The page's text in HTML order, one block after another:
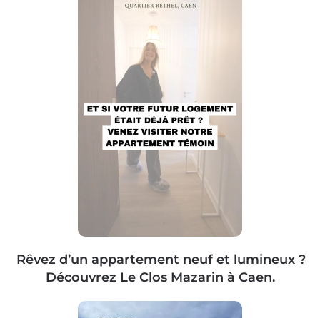
Rêvez d’un appartement neuf et lumineux ?
Découvrez Le Clos Mazarin à Caen.